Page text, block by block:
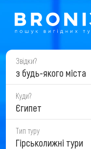
Звідки?
з будь-якого міста
Куди?
Єгипет
Тип туру
Гірськолижні тури